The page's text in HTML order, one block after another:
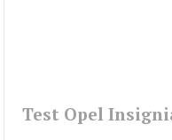
Test Opel